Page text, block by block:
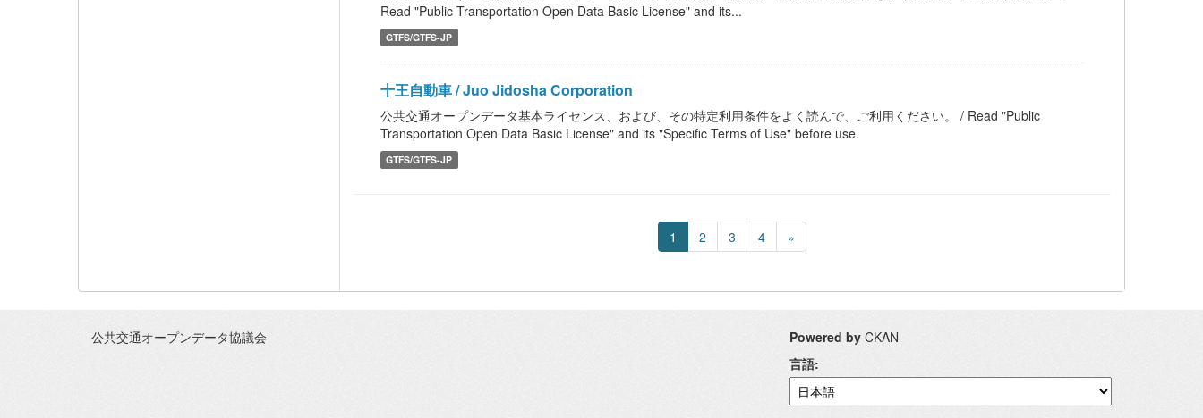
Read "Public Transportation Open Data Basic License" and its...
GTFS/GTFS-JP
十王自動車 / Juo Jidosha Corporation
公共交通オープンデータ基本ライセンス、および、その特定利用条件をよく読んで、ご利用ください。 / Read "Public
Transportation Open Data Basic License" and its "Specific Terms of Use" before use.
GTFS/GTFS-JP
1 2 3 4 »
公共交通オープンデータ協議会 Powered by CKAN
言語